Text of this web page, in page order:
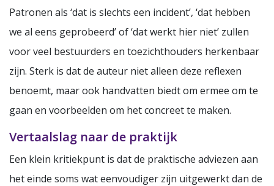
Patronen als ‘dat is slechts een incident’, ‘dat hebben
we al eens geprobeerd’ of ‘dat werkt hier niet’ zullen
voor veel bestuurders en toezichthouders herkenbaar
zijn. Sterk is dat de auteur niet alleen deze reflexen
benoemt, maar ook handvatten biedt om ermee om te
gaan en voorbeelden om het concreet te maken.
Vertaalslag naar de praktijk
Een klein kritiekpunt is dat de praktische adviezen aan
het einde soms wat eenvoudiger zijn uitgewerkt dan de